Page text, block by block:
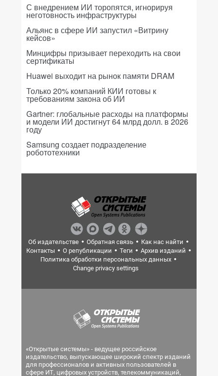
С внедрением ИИ торопятся, игнорируя
неготовность инфраструктуры
Альянс в сфере ИИ запустил «Витрину
кейсов»
Минцифры призывает переходить на свои
сертификаты
Huawei выходит на рынок памяти DRAM
Только 20% компаний КИИ готовы к
требованиям закона об ИИ
Gartner: глобальные расходы на платформы
и модели ИИ достигнут 64 млрд долл. в 2026
году
Samsung создает подразделение
робототехники
Об издательстве Обратная связь
Как нас найти
Контакты
О републикации Теги
Архив изданий
Политика обработки персональных данных
Change privacy settings
«Открытые системы» - ведущее российское
издательство, выпускающее широкий спектр изданий
для профессионалов и активных пользователей в
сфере ИТ, цифровых устройств, телекоммуникаций,